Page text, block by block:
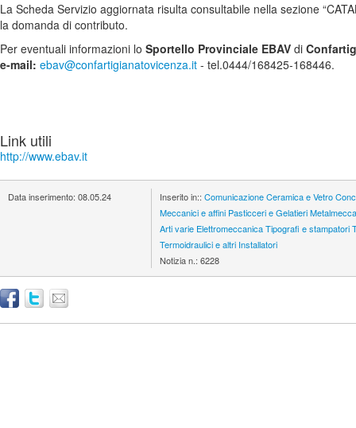
La Scheda Servizio aggiornata risulta consultabile nella sezione
la domanda di contributo.
Per eventuali informazioni lo Sportello Provinciale EBAV di
e-mail: ebav@confartigianatovicenza.it - tel.0444/168425-
Link utili
http://www.ebav.it
Data inserimento: 08.05.24 Inserito in:: ComunicazioneCeramica e Vetro
Meccanici e affini Pasticceri e Gelatieri
Arti varie ElettromeccanicaTipografi e stampatori
Termoidraulici e altri Installatori
Notizia n.: 6228